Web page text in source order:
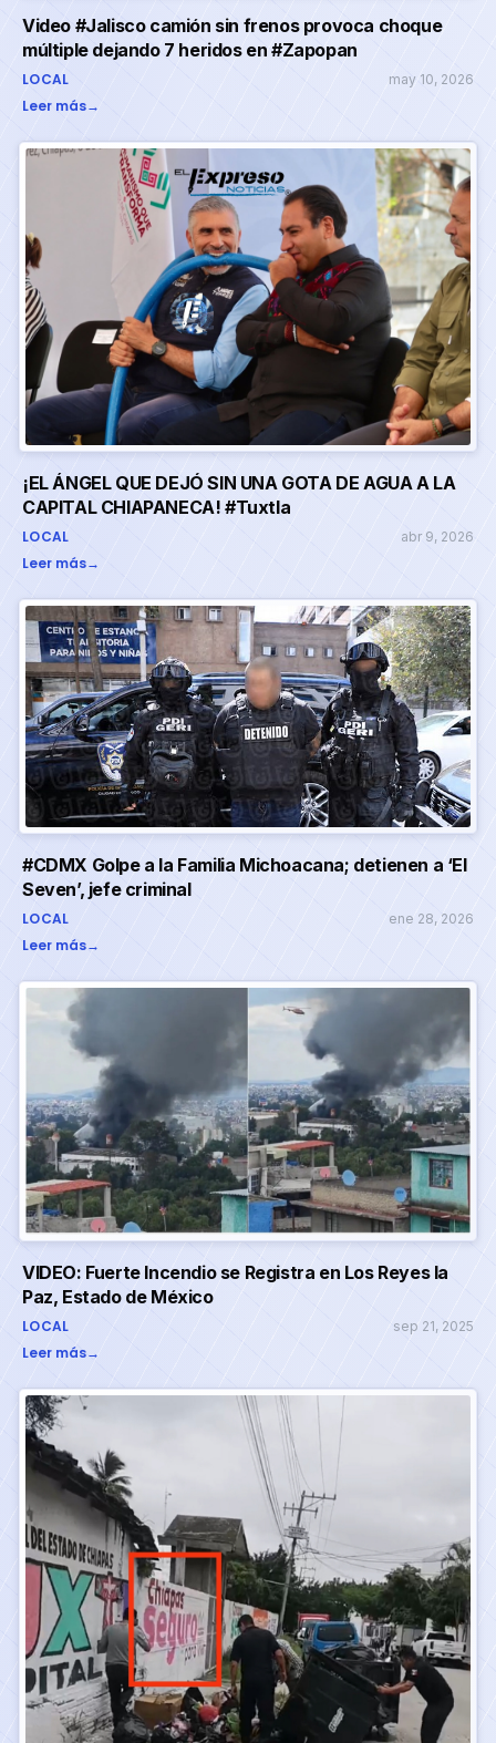
Video #Jalisco camión sin frenos provoca choque
múltiple dejando 7 heridos en #Zapopan
LOCAL may 10, 2026
Leer más→
¡EL ÁNGEL QUE DEJÓ SIN UNA GOTA DE AGUA A LA
CAPITAL CHIAPANECA! #Tuxtla
LOCAL abr 9, 2026
Leer más→
#CDMX Golpe a la Familia Michoacana; detienen a ‘El
Seven’, jefe criminal
LOCAL ene 28, 2026
Leer más→
VIDEO: Fuerte Incendio se Registra en Los Reyes la
Paz, Estado de México
LOCAL sep 21, 2025
Leer más→